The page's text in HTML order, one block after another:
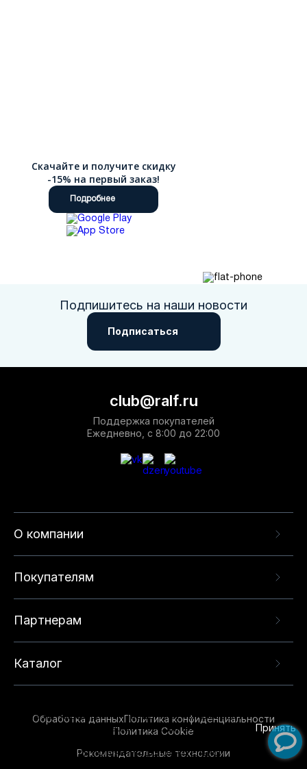
Скачайте и получите скидку
-15% на первый заказ!
Подробнее
Подпишитесь на наши новости
Подписаться
О компании
Покупателям
Партнерам
Каталог
club@ralf.ru
Поддержка покупателей
Ежедневно, с 8:00 до 22:00
Обработка данныхПолитика конфиденциальности
Политика Cookie
Рекомендательные технологии
опыта на нашем сайте. Продолжая использовать
данный сайт, вы соглашаетесь с использованием
технологий. Для получения дополнительной
Принять